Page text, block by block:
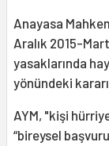
Anayasa
Aralık 2015-
yasaklarında
yönündeki
AYM, "kişi
“bireysel